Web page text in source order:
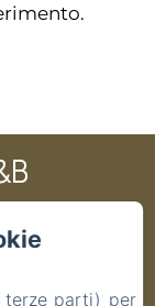
DATI
terze parti) per